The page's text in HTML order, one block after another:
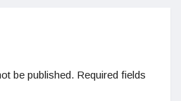
be published. Required fields